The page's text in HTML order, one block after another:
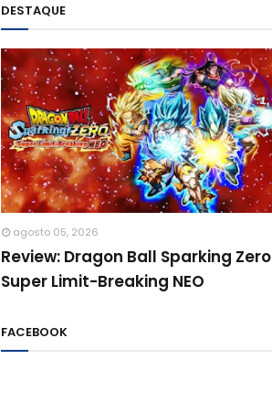
DESTAQUE
agosto 05, 2026
Review: Dragon Ball Sparking Zero
Super Limit-Breaking NEO
FACEBOOK